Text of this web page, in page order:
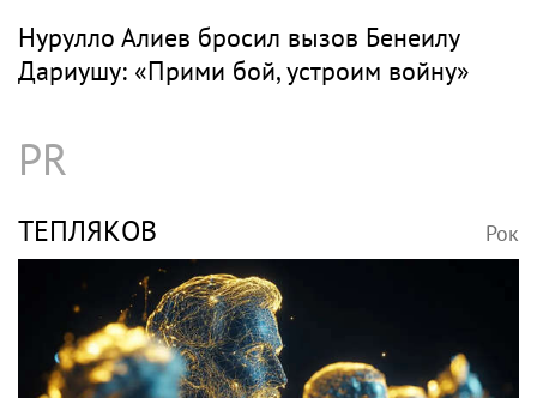
Нурулло Алиев бросил вызов Бенеилу
Дариушу: «Прими бой, устроим войну»
PR
ТЕПЛЯКОВ Рок